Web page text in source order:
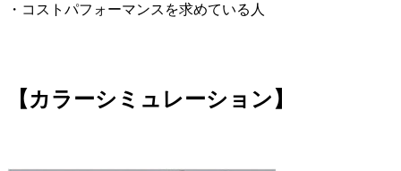
・コストパフォーマンスを求めている人
【カラーシミュレーション】